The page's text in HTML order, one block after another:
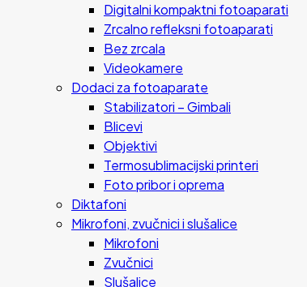
Digitalni kompaktni fotoaparati
Zrcalno refleksni fotoaparati
Bez zrcala
Videokamere
Dodaci za fotoaparate
Stabilizatori – Gimbali
Blicevi
Objektivi
Termosublimacijski printeri
Foto pribor i oprema
Diktafoni
Mikrofoni, zvučnici i slušalice
Mikrofoni
Zvučnici
Slušalice